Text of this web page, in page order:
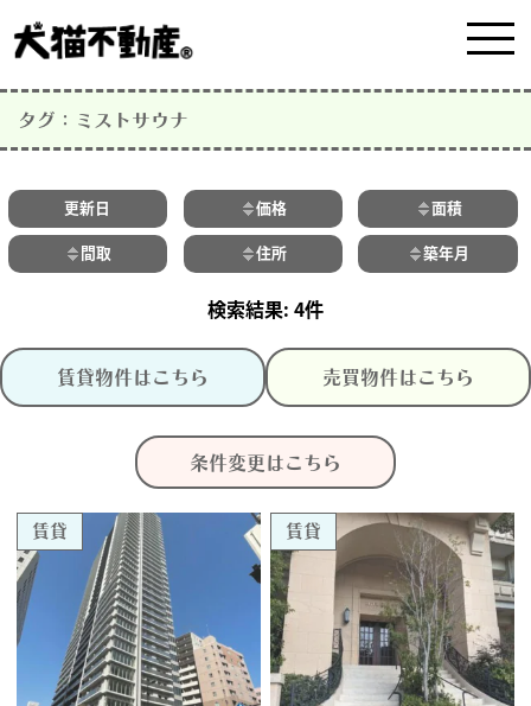
タグ：ミストサウナ
更新日 価格 面積
間取 住所 築年月
4件
賃貸物件はこちら 売買物件はこちら
条件変更はこちら
賃貸 賃貸